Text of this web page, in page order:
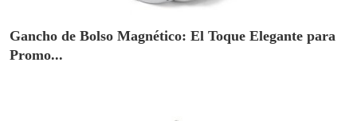
Gancho de Bolso Magnético: El Toque Elegante para
Promo...